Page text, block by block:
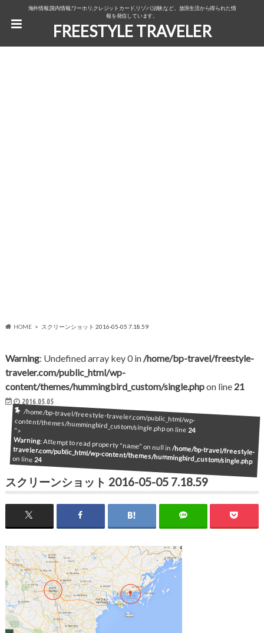
海外情報,国内情報,ワーホリ,クレジットカード,リゾバ,治験,など。放浪生活から得られた情
報を発信しています。
FREESTYLE TRAVELER
HOME スクリーンショット 2016-05-05 7.18.59
Warning: Undefined array key 0 in/home/bp-travel/freestyle-
traveler.com/public_html/wp-
content/themes/hummingbird_custom/single.phpon line 21
2016.05.05
/home/bp-travel/freestyle-traveler.com/public_html/wp-content/themes/hummingbird_custom/single.php on line24
">
Warning: Attempt to read property "name" on null in/home/bp-travel/freestyle-
traveler.com/public_html/wp-content/themes/hummingbird_custom/single.php
on line 24
スクリーンショット 2016-05-05 7.18.59